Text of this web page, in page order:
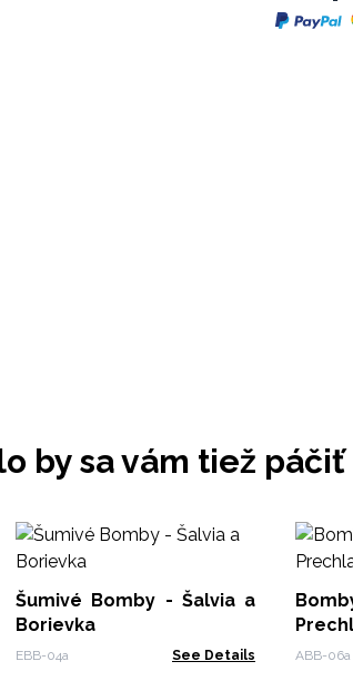
by sa vám tiež páčiť
Šumivé Bomby - Šalvia a
Borievka
EBB-04a See Details ABB-06a